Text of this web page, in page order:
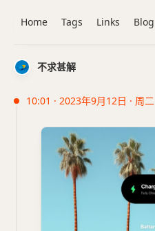
不求甚解
10:01 · 2023年9月12日 · 周二
Home Tags Links Blog